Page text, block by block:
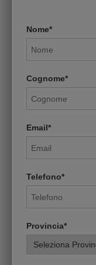
Nome*
Cognome*
Email*
Telefono*
Provincia*